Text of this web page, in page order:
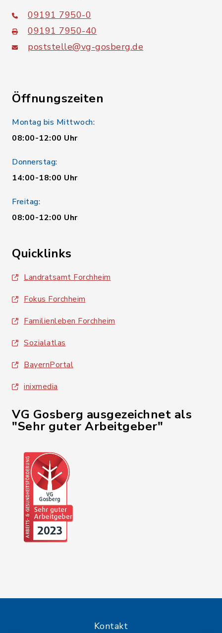
09191 7950-0
09191 7950-40
poststelle@vg-gosberg.de
Öffnungszeiten
Montag bis Mittwoch:
08:00-12:00 Uhr
Donnerstag:
14:00-18:00 Uhr
Freitag:
08:00-12:00 Uhr
Quicklinks
Landratsamt Forchheim
Fokus Forchheim
Familienleben Forchheim
Sozialatlas
BayernPortal
inixmedia
VG Gosberg ausgezeichnet als
"Sehr guter Arbeitgeber"
Kontakt